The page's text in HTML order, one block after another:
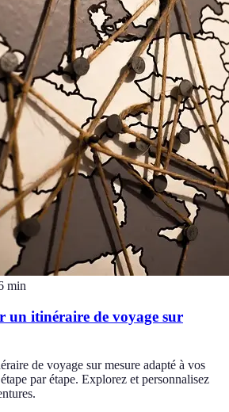
min
un itinéraire de voyage sur
de voyage sur mesure adapté à vos
par étape. Explorez et personnalisez